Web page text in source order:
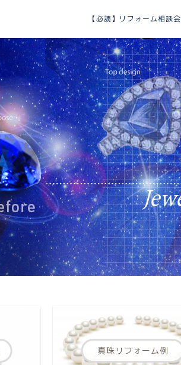
【必読】リフォーム相談会
真珠リフォーム例